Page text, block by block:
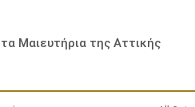
Μαιευτήρια της Αττικής